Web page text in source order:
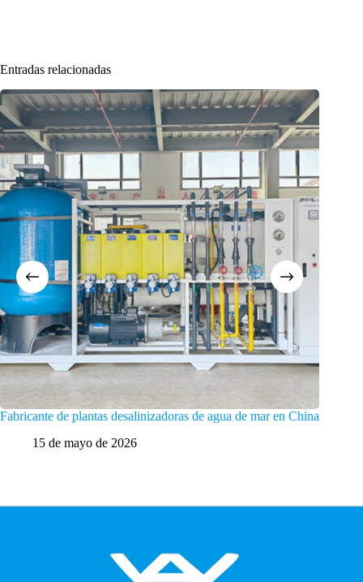
Entradas relacionadas
Fabricante de plantas desalinizadoras de agua de mar en China
15 de mayo de 2026